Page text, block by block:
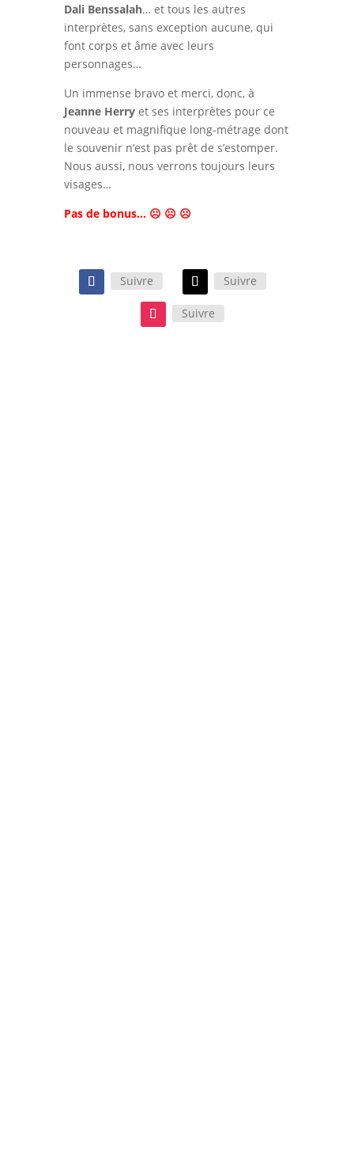
Dali Benssalah… et tous les autres
interprètes, sans exception aucune, qui
font corps et âme avec leurs
personnages…
Un immense bravo et merci, donc, à
Jeanne Herryet ses interprètes pour ce
nouveau et magnifique long-métrage dont
le souvenir n’est pas prêt de s’estomper.
Nous aussi, nous verrons toujours leurs
visages…
Pas de bonus… ☹ ☹ ☹
Suivre Suivre
Suivre